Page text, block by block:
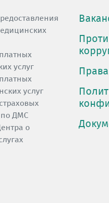
услуг
услуг
ДМС
о